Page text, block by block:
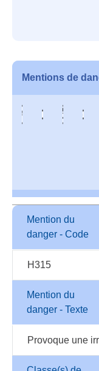
Mentions de
Mention du
danger - Code
H315
Mention du
danger - Texte
Provoque une